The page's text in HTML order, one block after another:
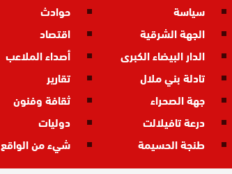
سياسة
الجهة الشرقية
الدار البيضاء الكبرى
تادلة بني ملال
جهة الصحراء
درعة تافيلالت
طنجة الحسيمة
حوادث
اقتصاد
أصداء الملاعب
تقارير
ثقافة وفنون
دوليات
شيء من الواقع